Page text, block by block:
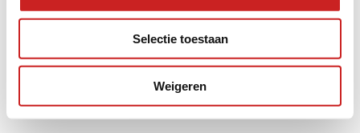
Selectie toestaan
Weigeren